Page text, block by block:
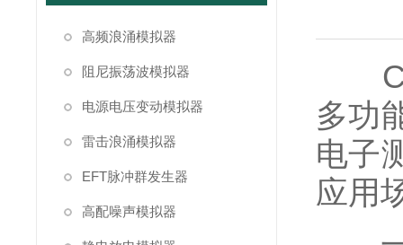
高频浪涌模拟器
阻尼振荡波模拟器
电源电压变动模拟器
雷击浪涌模拟器
EFT脉冲群发生器
高配噪声模拟器
多功
电子
应用